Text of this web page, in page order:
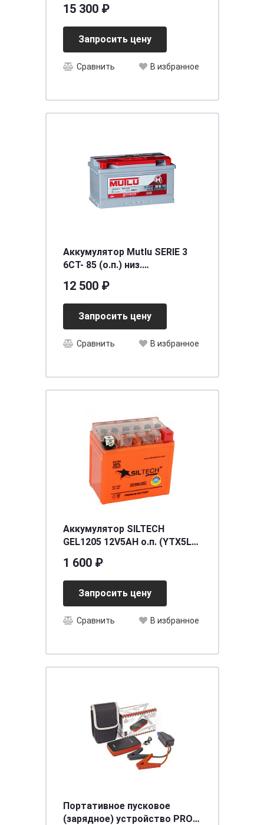
15 300 ₽
Запросить цену
Сравнить В избранное
Аккумулятор Mutlu SERIE 3
6CT- 85 (о.п.) низ.
необслуживаемый
[д315ш175в175/800]
12 500 ₽
Запросить цену
Сравнить В избранное
Аккумулятор SILTECH
GEL1205 12V5AH о.п. (YTX5L-
[д113ш68в105/80]
1 600 ₽
Запросить цену
Сравнить В избранное
Портативное пусковое
(зарядное) устройство PRO-